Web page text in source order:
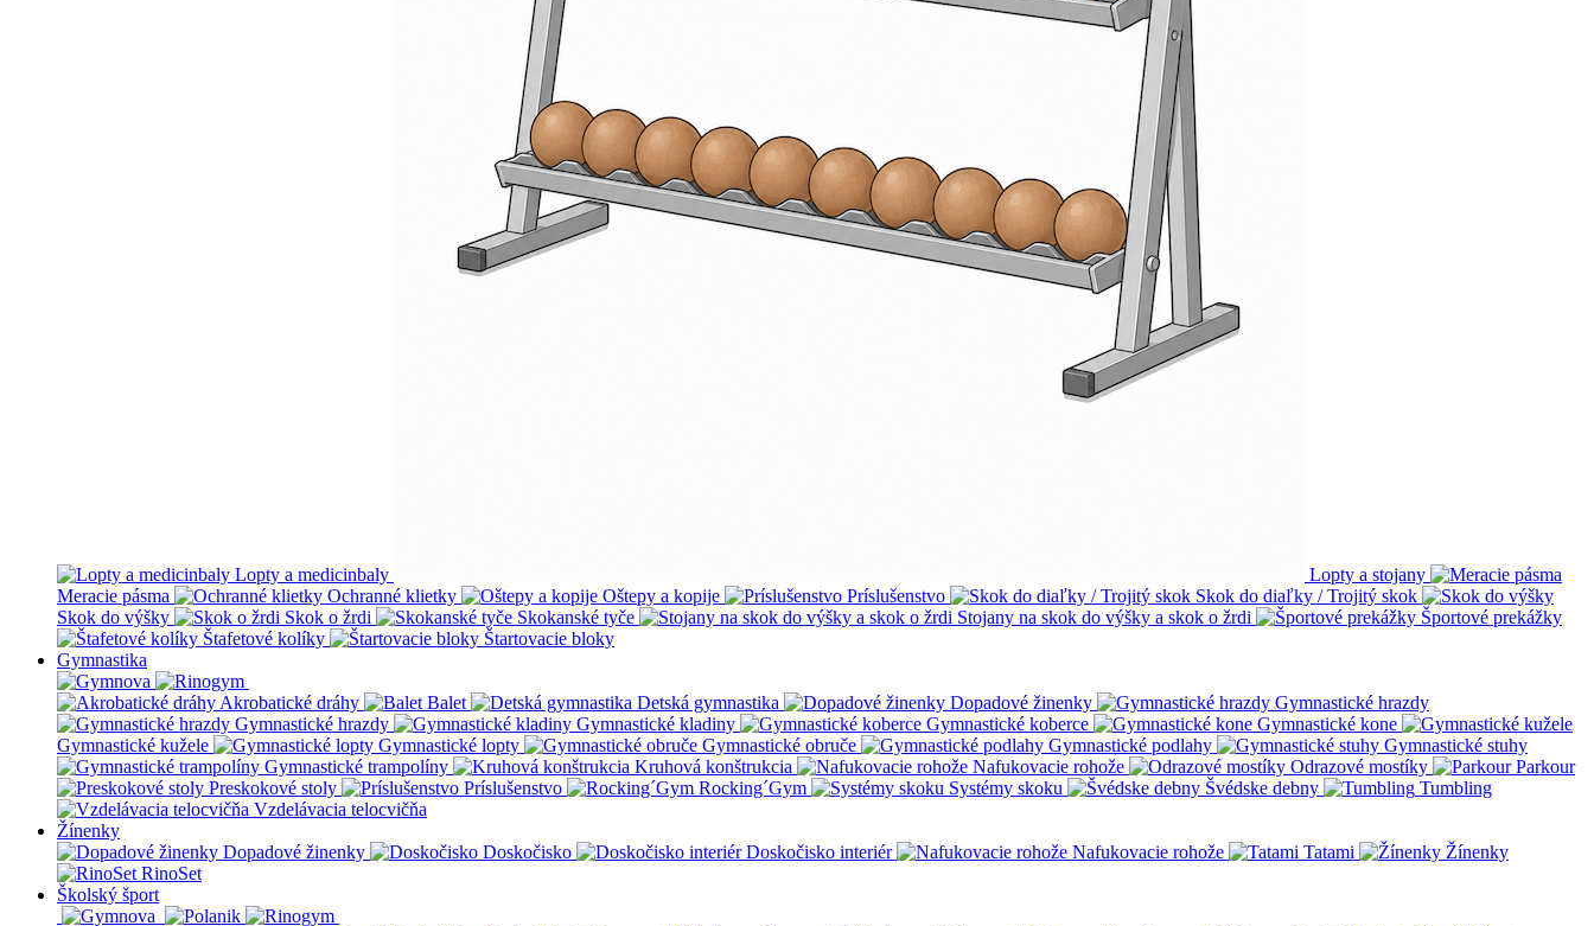
Lopty a medicinbaly
Lopty a stojany
Meracie pásma
Ochranné klietky Oštepy a kopije Príslušenstvo
Skok do diaľky / Trojitý skok
Skok do výšky
Skok o žrdi Skokanské tyče Stojany na skok do výšky a skok o žrdi
Športové prekážky
Štafetové kolíky
Štartovacie bloky
Gymnastika
Akrobatické dráhy Balet Detská gymnastika Dopadové žinenky
Gymnastické hrazdy
Gymnastické hrazdy
Gymnastické kladiny Gymnastické koberce
Gymnastické kone
Gymnastické kužele
Gymnastické lopty Gymnastické obruče Gymnastické podlahy
Gymnastické stuhy
Gymnastické trampolíny
Kruhová konštrukcia Nafukovacie rohože Odrazové mostíky
Parkour
Preskokové stoly
Príslušenstvo Rocking´Gym Systémy skoku Švédske debny
Tumbling
Vzdelávacia telocvičňa
Žínenky
Dopadové žinenky
Doskočisko Doskočisko interiér Nafukovacie rohože Tatami
Žínenky
RinoSet
Školský šport